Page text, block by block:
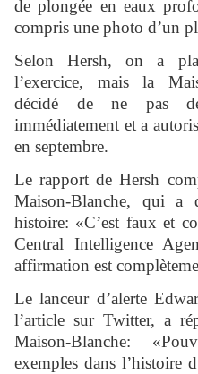
de plongée en eaux
compris une photo d’un
Selon Hersh, on a
l’exercice, mais la
décidé de ne pas
immédiatement et a
en septembre.
Le rapport de Hersh
Maison-Blanche, qui a
histoire: «C’est faux et
Central Intelligence
affirmation est
Le lanceur d’alerte
l’article sur Twitter, a
Maison-Blanche:
exemples dans l’histoire